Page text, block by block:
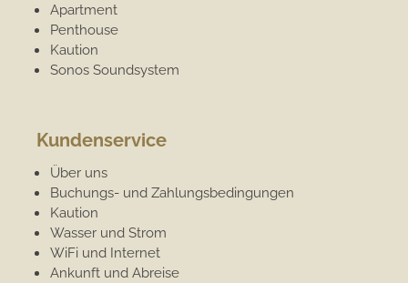
Apartment
Penthouse
Kaution
Sonos Soundsystem
Kundenservice
Über uns
Buchungs- und Zahlungsbedingungen
Kaution
Wasser und Strom
WiFi und Internet
Ankunft und Abreise